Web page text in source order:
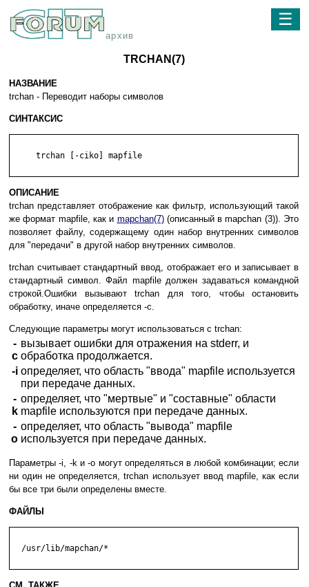
архив
☰
TRCHAN(7)
НАЗВАНИЕ
trchan - Переводит наборы символов
СИНТАКСИС
     trchan [-ciko] mapfile
ОПИСАНИЕ
trchan представляет отображение как фильтр, использующий такой
же формат mapfile, как и mapchan(7)(описанный в mapchan (3)). Это
позволяет файлу, содержащему один набор внутренних символов
для "передачи" в другой набор внутренних символов.
trchan считывает стандартный ввод, отображает его и записывает в
стандартный символ. Файл mapfile должен задаваться командной
строкой.Ошибки вызывают trchan для того, чтобы остановить
обработку, иначе определяется -с.
Следующие параметры могут использоваться с trchan:
-
c
вызывает ошибки для отражения на stderr, и
обработка продолжается.
-i определяет, что область "ввода" mapfile используется
при передаче данных.
-
k
определяет, что "мертвые" и "составные" области
mapfile используются при передаче данных.
-
o
определяет, что область "вывода" mapfile
используется при передаче данных.
Параметры -i, -k и -o могут определяться в любой комбинации; если
ни один не определяется, trchan использует ввод mapfile, как если
бы все три были определены вместе.
ФАЙЛЫ
  /usr/lib/mapchan/*